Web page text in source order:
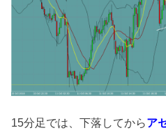
15分足では、下落してからア